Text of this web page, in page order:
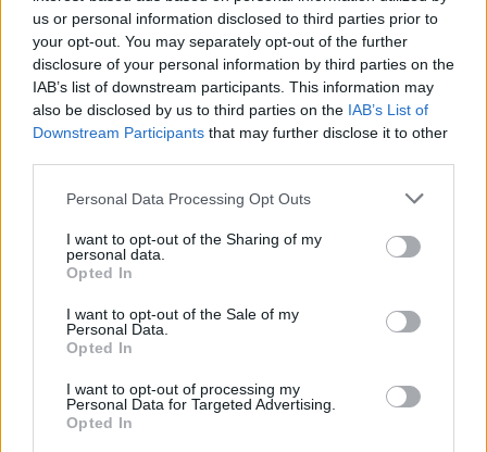
us or personal information disclosed to third parties prior to
your opt-out. You may separately opt-out of the further
disclosure of your personal information by third parties on the
IAB’s list of downstream participants. This information may
also be disclosed by us to third parties on the IAB’s List of
Downstream Participants that may further disclose it to other
Personal Data Processing Opt Outs
I want to opt-out of the Sharing of my
personal data.
Opted In
I want to opt-out of the Sale of my
Personal Data.
Opted In
I want to opt-out of processing my
Personal Data for Targeted Advertising.
Opted In